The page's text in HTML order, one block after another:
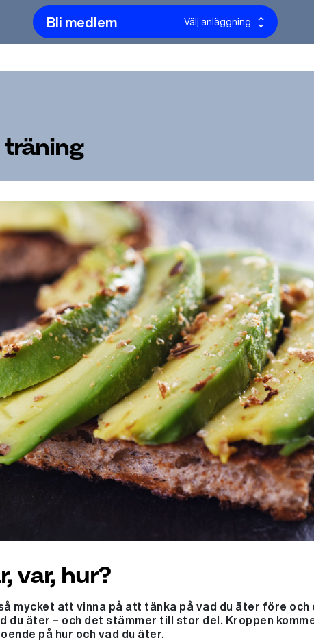
Bli medlem Välj anläggning
var, hur?
mycket att vinna på att tänka på vad du äter före och
du äter – och det stämmer till stor del. Kroppen
på hur och vad du äter.